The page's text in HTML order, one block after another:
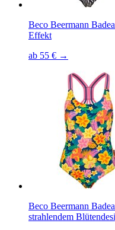
Beco Beermann
Effekt
ab 55 € →
Beco Beermann
strahlendem